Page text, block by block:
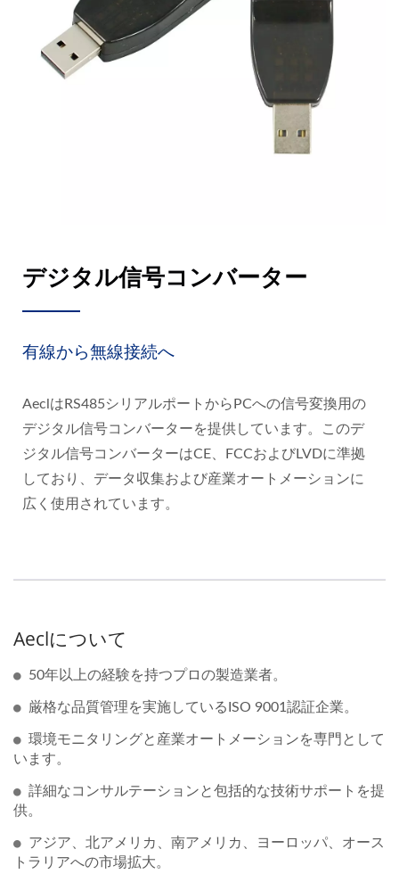
デジタル信号コンバーター
有線から無線接続へ
AeclはRS485シリアルポートからPCへの信号変換用の
デジタル信号コンバーターを提供しています。このデ
ジタル信号コンバーターはCE、FCCおよびLVDに準拠
しており、データ収集および産業オートメーションに
広く使用されています。
Aeclについて
50年以上の経験を持つプロの製造業者。
厳格な品質管理を実施しているISO 9001認証企業。
環境モニタリングと産業オートメーションを専門として
います。
詳細なコンサルテーションと包括的な技術サポートを提
供。
アジア、北アメリカ、南アメリカ、ヨーロッパ、オース
トラリアへの市場拡大。